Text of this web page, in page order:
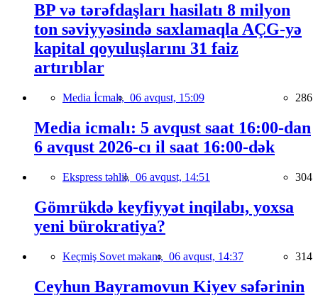
BP və tərəfdaşları hasilatı 8 milyon
ton səviyyəsində saxlamaqla AÇG-yə
kapital qoyuluşlarını 31 faiz
artırıblar
Media İcmalı, 06 avqust, 15:09 286
Media icmalı: 5 avqust saat 16:00-dan
6 avqust 2026-cı il saat 16:00-dək
Ekspress təhlil, 06 avqust, 14:51 304
Gömrükdə keyfiyyət inqilabı, yoxsa
yeni bürokratiya?
Keçmiş Sovet məkanı, 06 avqust, 14:37 314
Ceyhun Bayramovun Kiyev səfərinin